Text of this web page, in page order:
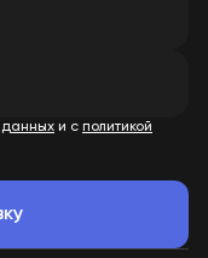
ремонт и склад
данных и с политикой